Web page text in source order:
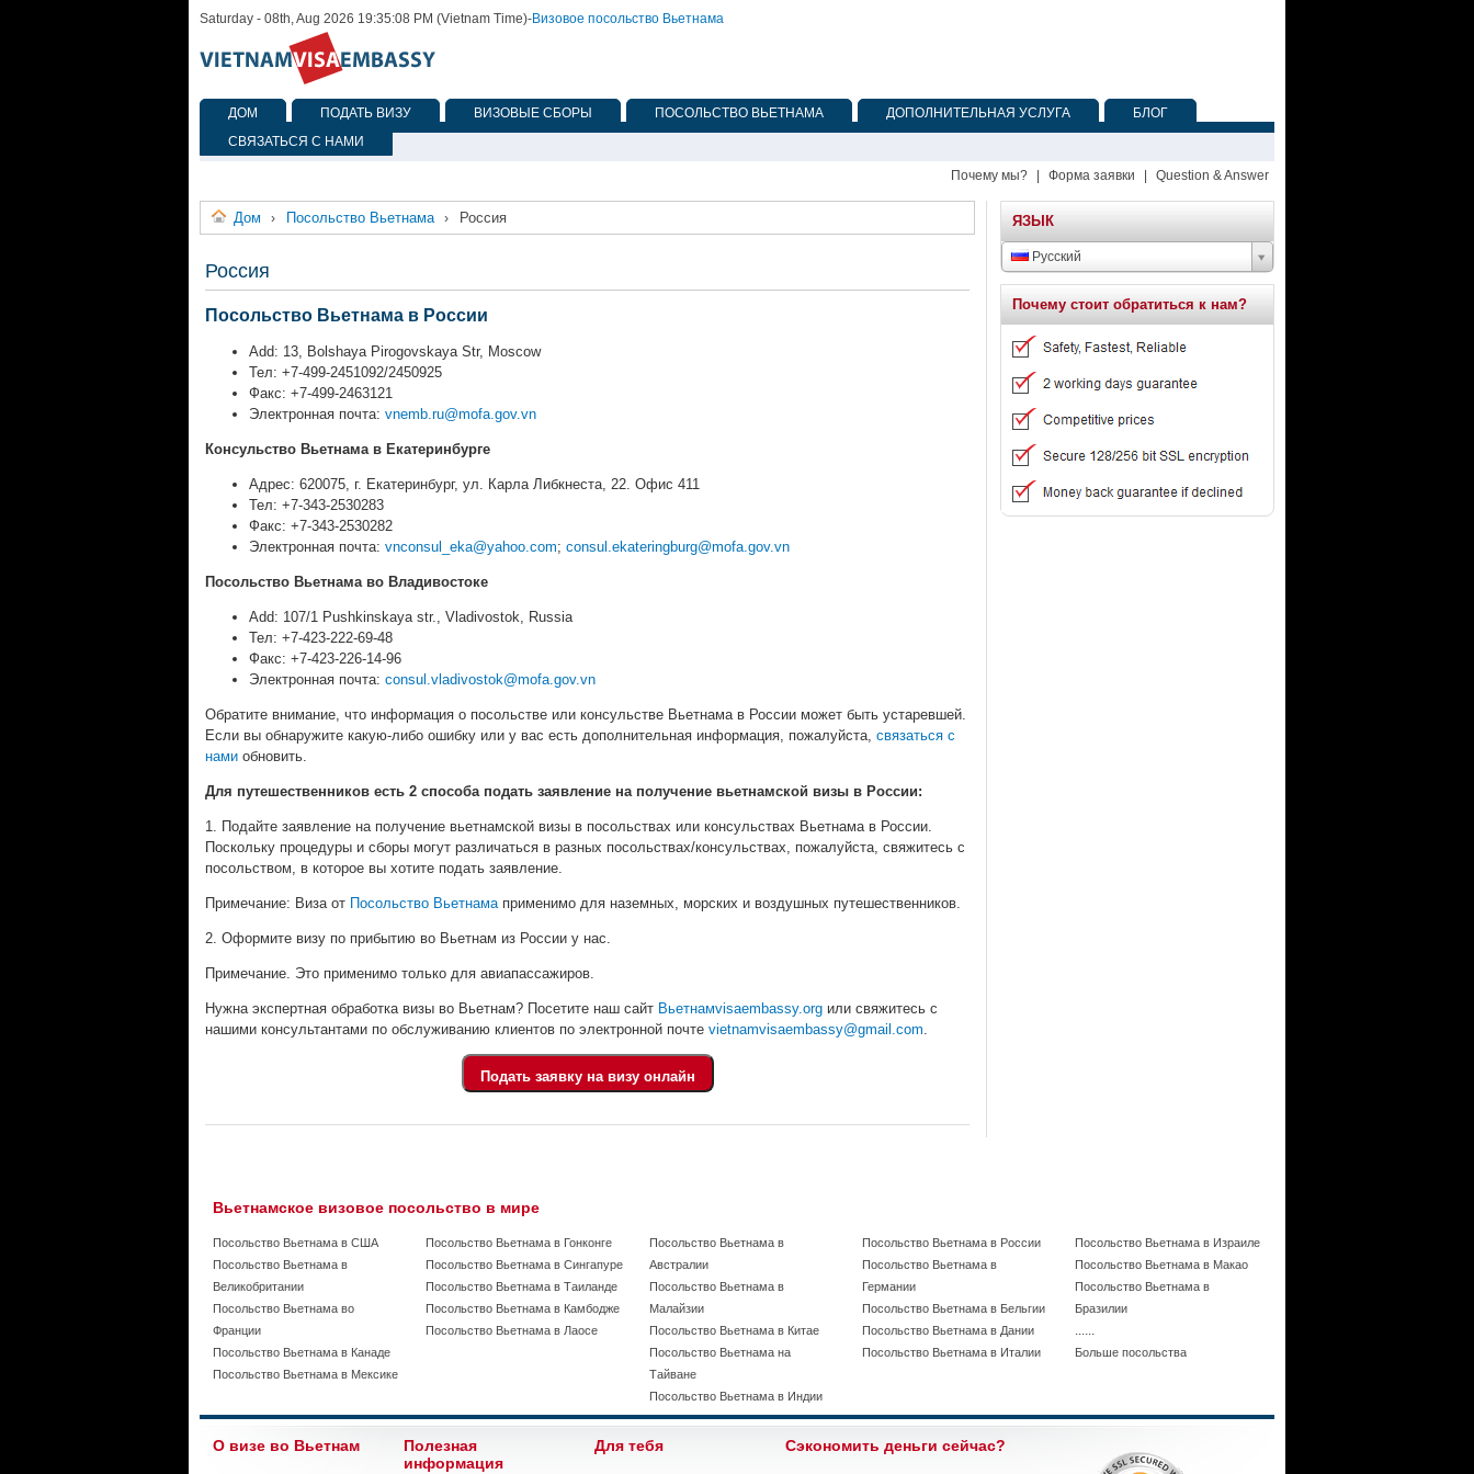
Saturday - 08th, Aug 2026 19:35:08 PM (Vietnam Time)-Визовое посольство Вьетнама
ДОМ ПОДАТЬ ВИЗУ ВИЗОВЫЕ СБОРЫ ПОСОЛЬСТВО ВЬЕТНАМА ДОПОЛНИТЕЛЬНАЯ УСЛУГА
БЛОГ
СВЯЗАТЬСЯ С НАМИ
Почему мы? Форма заявки Question & Answer
Дом › Посольство Вьетнама › Россия
Россия
Посольство Вьетнама в России
Add: 13, Bolshaya Pirogovskaya Str, Moscow
Тел: +7-499-2451092/2450925
Факс: +7-499-2463121
Электронная почта: vnemb.ru@mofa.gov.vn
Консульство Вьетнама в Екатеринбурге
Адрес: 620075, г. Екатеринбург, ул. Карла Либкнеста, 22. Офис 411
Тел: +7-343-2530283
Факс: +7-343-2530282
Электронная почта: vnconsul_eka@yahoo.com; consul.ekateringburg@mofa.gov.vn
Посольство Вьетнама во Владивостоке
Add: 107/1 Pushkinskaya str., Vladivostok, Russia
Тел: +7-423-222-69-48
Факс: +7-423-226-14-96
Электронная почта: consul.vladivostok@mofa.gov.vn
Обратите внимание, что информация о посольстве или консульстве Вьетнама в России может быть устаревшей.
Если вы обнаружите какую-либо ошибку или у вас есть дополнительная информация, пожалуйста, связаться с
нами обновить.
Для путешественников есть 2 способа подать заявление на получение вьетнамской визы в России:
1. Подайте заявление на получение вьетнамской визы в посольствах или консульствах Вьетнама в России.
Поскольку процедуры и сборы могут различаться в разных посольствах/консульствах, пожалуйста, свяжитесь с
посольством, в которое вы хотите подать заявление.
Примечание: Виза от Посольство Вьетнама применимо для наземных, морских и воздушных путешественников.
2. Оформите визу по прибытию во Вьетнам из России у нас.
Примечание. Это применимо только для авиапассажиров.
Нужна экспертная обработка визы во Вьетнам? Посетите наш сайт Вьетнамvisaembassy.org или свяжитесь с
нашими консультантами по обслуживанию клиентов по электронной почте vietnamvisaembassy@gmail.com
ЯЗЫК
Русский
Почему стоит обратиться к нам?
Вьетнамское визовое посольство в мире
Посольство Вьетнама в США
Посольство Вьетнама в
Великобритании
Посольство Вьетнама во
Франции
Посольство Вьетнама в Канаде
Посольство Вьетнама в Мексике
Посольство Вьетнама в Гонконге
Посольство Вьетнама в Сингапуре
Посольство Вьетнама в Таиланде
Посольство Вьетнама в Камбодже
Посольство Вьетнама в Лаосе
Посольство Вьетнама в
Австралии
Посольство Вьетнама в
Малайзии
Посольство Вьетнама в Китае
Посольство Вьетнама на
Тайване
Посольство Вьетнама в Индии
Посольство Вьетнама в России
Посольство Вьетнама в
Германии
Посольство Вьетнама в Бельгии
Посольство Вьетнама в Дании
Посольство Вьетнама в Италии
Посольство Вьетнама в Израиле
Посольство Вьетнама в Макао
Посольство Вьетнама в
Бразилии
Больше посольства
О визе во Вьетнам
Полезная
информация
Для тебя Сэкономить деньги сейчас?